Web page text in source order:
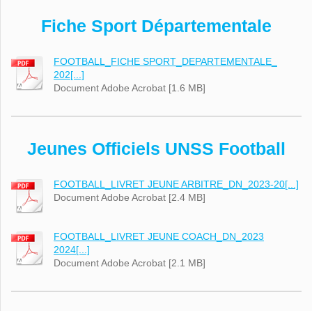
Fiche Sport Départementale
FOOTBALL_FICHE SPORT_DEPARTEMENTALE_
202[...]
Document Adobe Acrobat [1.6 MB]
Jeunes Officiels UNSS Football
FOOTBALL_LIVRET JEUNE ARBITRE_DN_2023-20[...]
Document Adobe Acrobat [2.4 MB]
FOOTBALL_LIVRET JEUNE COACH_DN_2023
2024[...]
Document Adobe Acrobat [2.1 MB]